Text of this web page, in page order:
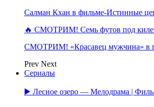
Салман Кхан в фильме-Истинные
🔥 СМОТРИМ! Семь футов под
СМОТРИМ! «Красавец мужчина» в
Prev Next
Сериалы
▶️ Лесное озеро — Мелодрама |